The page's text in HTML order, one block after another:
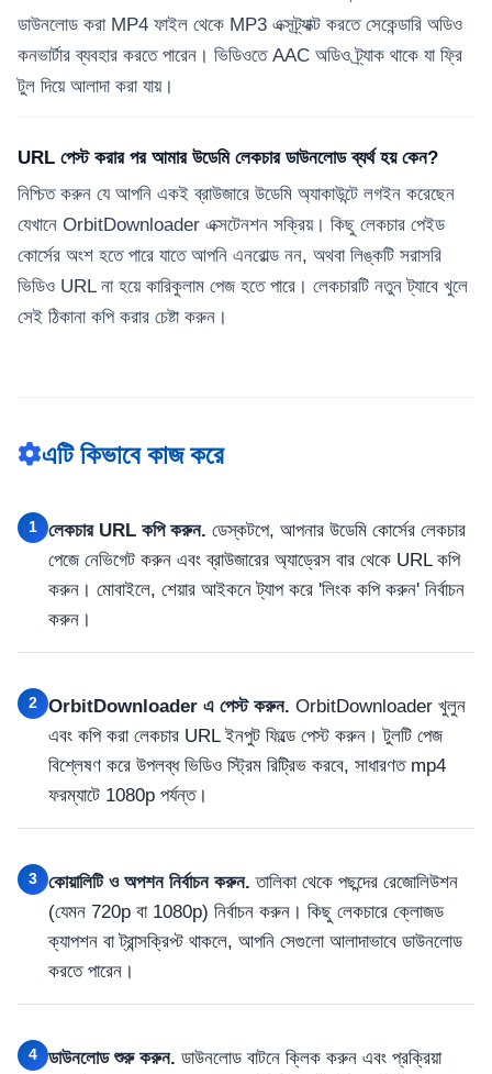
ডাউনলোড করা MP4 ফাইল থেকে MP3 এক্সট্র্যাক্ট করতে সেকেন্ডারি অডিও
কনভার্টার ব্যবহার করতে পারেন। ভিডিওতে AAC অডিও ট্র্যাক থাকে যা ফ্রি
টুল দিয়ে আলাদা করা যায়।
URL পেস্ট করার পর আমার উডেমি লেকচার ডাউনলোড ব্যর্থ হয় কেন?
নিশ্চিত করুন যে আপনি একই ব্রাউজারে উডেমি অ্যাকাউন্টে লগইন করেছেন
যেখানে OrbitDownloader এক্সটেনশন সক্রিয়। কিছু লেকচার পেইড
কোর্সের অংশ হতে পারে যাতে আপনি এনরোল্ড নন, অথবা লিঙ্কটি সরাসরি
ভিডিও URL না হয়ে কারিকুলাম পেজ হতে পারে। লেকচারটি নতুন ট্যাবে খুলে
সেই ঠিকানা কপি করার চেষ্টা করুন।
এটি কিভাবে কাজ করে
1 লেকচার URL কপি করুন. ডেস্কটপে, আপনার উডেমি কোর্সের লেকচার
পেজে নেভিগেট করুন এবং ব্রাউজারের অ্যাড্রেস বার থেকে URL কপি
করুন। মোবাইলে, শেয়ার আইকনে ট্যাপ করে 'লিংক কপি করুন' নির্বাচন
করুন।
2 OrbitDownloader এ পেস্ট করুন. OrbitDownloader খুলুন
এবং কপি করা লেকচার URL ইনপুট ফিল্ডে পেস্ট করুন। টুলটি পেজ
বিশ্লেষণ করে উপলব্ধ ভিডিও স্ট্রিম রিট্রিভ করবে, সাধারণত mp4
ফরম্যাটে 1080p পর্যন্ত।
3 কোয়ালিটি ও অপশন নির্বাচন করুন. তালিকা থেকে পছন্দের রেজোলিউশন
(যেমন 720p বা 1080p) নির্বাচন করুন। কিছু লেকচারে ক্লোজড
ক্যাপশন বা ট্রান্সক্রিপ্ট থাকলে, আপনি সেগুলো আলাদাভাবে ডাউনলোড
করতে পারেন।
4 ডাউনলোড শুরু করুন. ডাউনলোড বাটনে ক্লিক করুন এবং প্রক্রিয়া